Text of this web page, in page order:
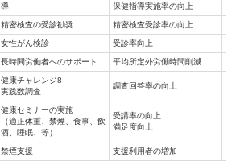
導
保健指導実施率の向上
精密検査の受診勧奨 精密検査受診率の向上
女性がん検診 受診率向上
長時間労働者へのサポート 平均所定外労働時間削減
健康チャレンジ8
実践数調査
調査回答率の向上
健康セミナーの実施
（適正体重、禁煙、食事、飲
酒、睡眠、等）
受講率の向上
満足度向上
禁煙支援 支援利用者の増加